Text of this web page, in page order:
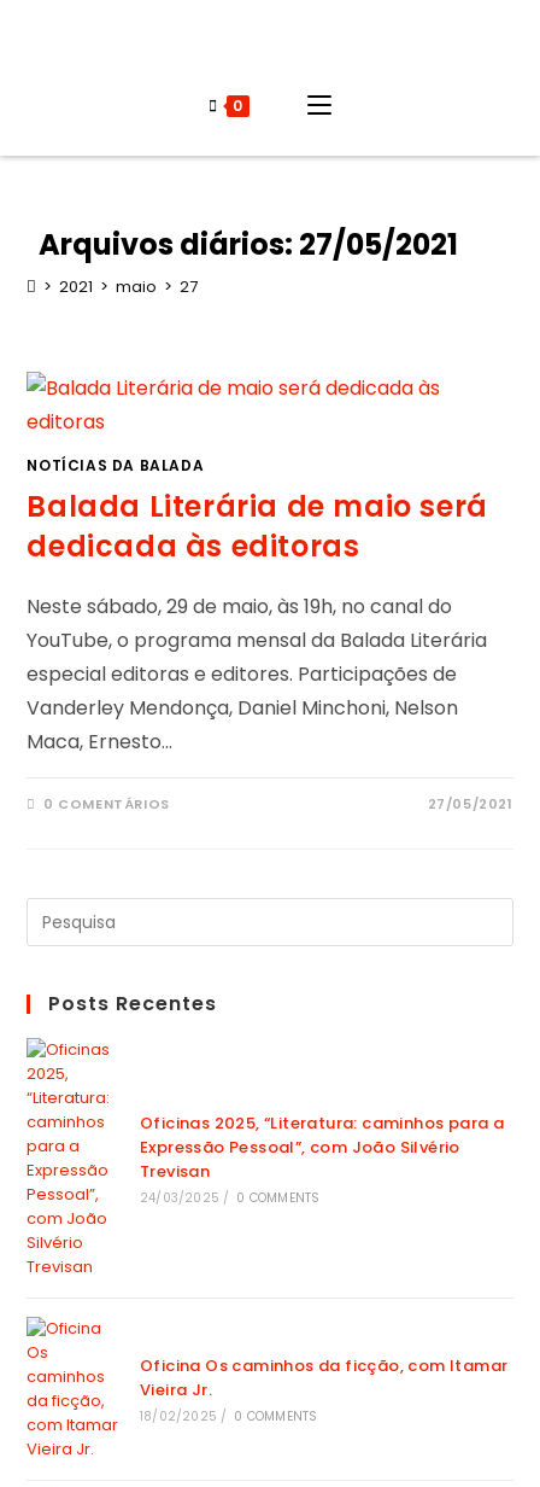
0
Arquivos diários: 27/05/2021
> 2021 > maio > 27
NOTÍCIAS DA BALADA
Balada Literária de maio será
dedicada às editoras
Neste sábado, 29 de maio, às 19h, no canal do
YouTube, o programa mensal da Balada Literária
especial editoras e editores. Participações de
Vanderley Mendonça, Daniel Minchoni, Nelson
Maca, Ernesto…
0 COMENTÁRIOS 27/05/2021
Posts Recentes
Oficinas 2025, “Literatura: caminhos para a
Expressão Pessoal”, com João Silvério
Trevisan
24/03/2025 / 0 COMMENTS
Oficina Os caminhos da ficção, com Itamar
Vieira Jr.
18/02/2025 / 0 COMMENTS